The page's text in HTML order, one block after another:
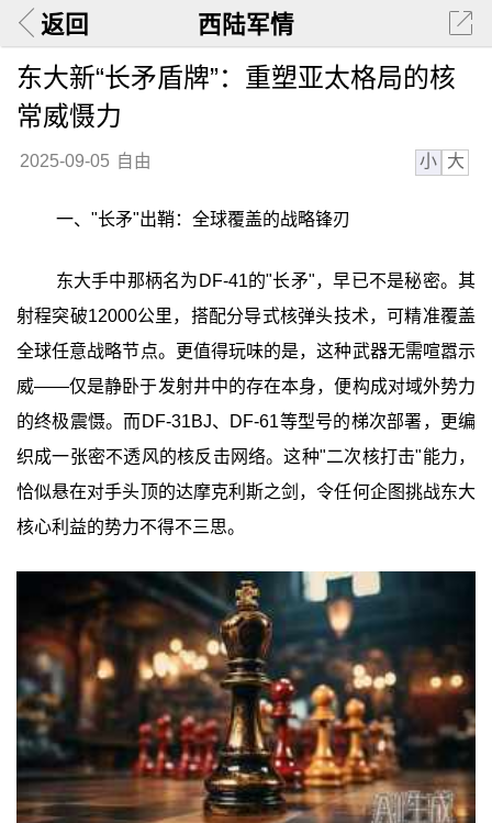
返回 西陆军情
东大新“长矛盾牌”：重塑亚太格局的核
常威慑力
2025-09-05 自由 小 大
一、"长矛"出鞘：全球覆盖的战略锋刃
东大手中那柄名为DF-41的"长矛"，早已不是秘密。其
射程突破12000公里，搭配分导式核弹头技术，可精准覆盖
全球任意战略节点。更值得玩味的是，这种武器无需喧嚣示
威——仅是静卧于发射井中的存在本身，便构成对域外势力
的终极震慑。而DF-31BJ、DF-61等型号的梯次部署，更编
织成一张密不透风的核反击网络。这种"二次核打击"能力，
恰似悬在对手头顶的达摩克利斯之剑，令任何企图挑战东大
核心利益的势力不得不三思。